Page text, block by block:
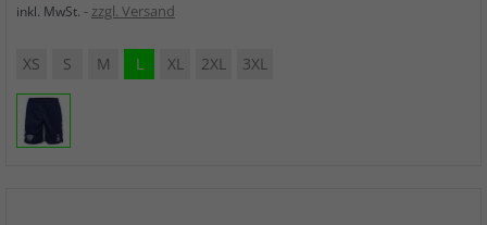
inkl. MwSt. zzgl. Versand
XS S M L XL 2XL 3XL